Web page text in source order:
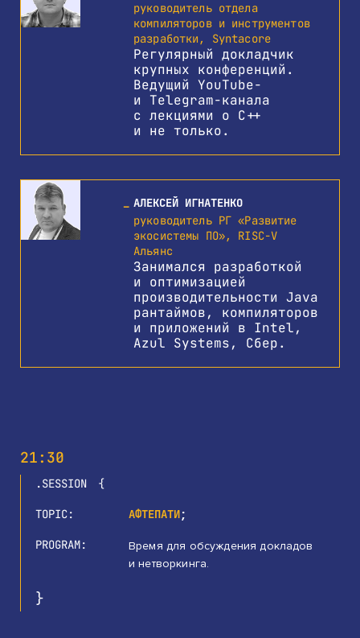
руководитель отдела
компиляторов и инструментов
разработки, Syntacore
Регулярный докладчик
крупных конференций.
Ведущий YouTube-
и Telegram-канала
с лекциями о С++
и не только.
АЛЕКСЕЙ ИГНАТЕНКО
руководитель РГ «Развитие
экосистемы ПО», RISC-V
Альянс
Занимался разработкой
и оптимизацией
производительности Java
рантаймов, компиляторов
и приложений в Intel,
Azul Systems, Сбер.
21:30
SESSION
TOPIC АФТЕПАТИ
PROGRAM
Время для обсуждения докладов
и нетворкинга.